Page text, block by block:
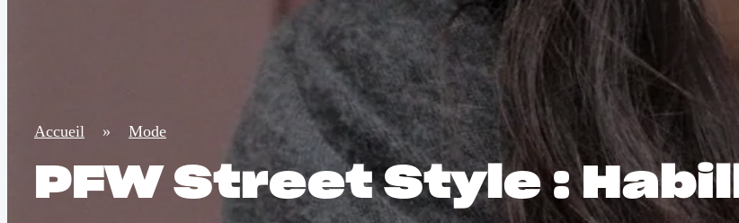
Accueil » Mode
PFW Street Style :